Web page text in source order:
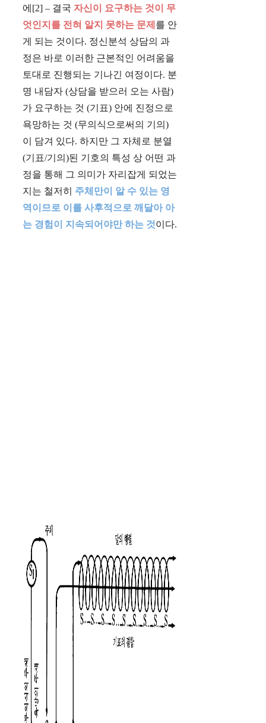
에[2] – 결국 자신이 요구하는 것이 무
엇인지를 전혀 알지 못하는 문제 를 안
게 되는 것이다. 정신분석 상담의 과
정은 바로 이러한 근본적인 어려움을
토대로 진행되는 기나긴 여정이다. 분
명 내담자 (상담을 받으러 오는 사람)
가 요구하는 것 (기표) 안에 진정으로
욕망하는 것 (무의식으로써의 기의)
이 담겨 있다. 하지만 그 자체로 분열
(기표/기의)된 기호의 특성 상 어떤 과
정을 통해 그 의미가 자리잡게 되었는
지는 철저히 주체만이 알 수 있는 영
역이므로 이를 사후적으로 깨달아 아
는 경험이 지속되어야만 하는 것이다.